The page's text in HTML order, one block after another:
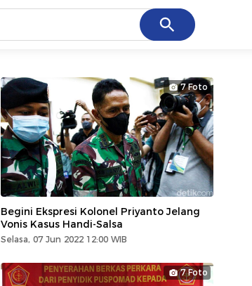
Cancel
7 Foto
Begini Ekspresi Kolonel Priyanto Jelang
Vonis Kasus Handi-Salsa
Selasa, 07 Jun 2022 12:00 WIB
7 Foto